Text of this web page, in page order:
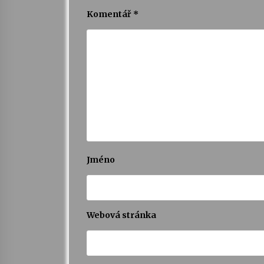
Komentář *
Jméno
Webová stránka